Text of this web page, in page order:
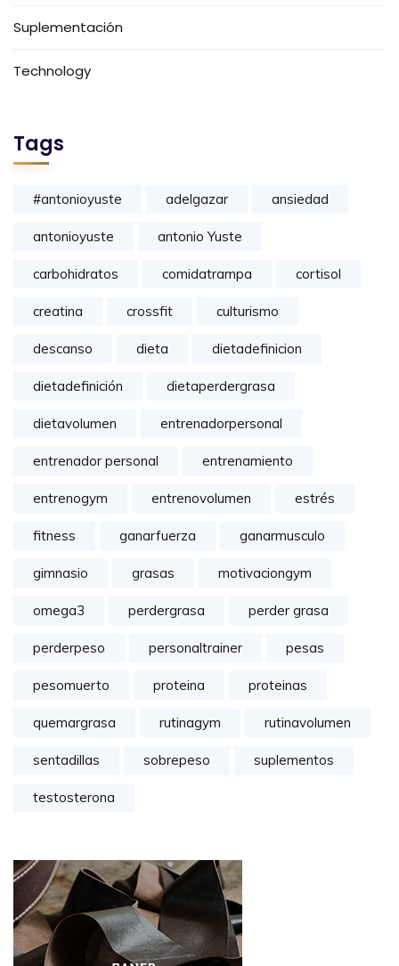
Suplementación
Technology
Tags
#antonioyuste adelgazar ansiedad
antonioyuste antonio Yuste
carbohidratos comidatrampa cortisol
creatina crossfit culturismo
descanso dieta dietadefinicion
dietadefinición dietaperdergrasa
dietavolumen entrenadorpersonal
entrenador personal entrenamiento
entrenogym entrenovolumen estrés
fitness ganarfuerza ganarmusculo
gimnasio grasas motivaciongym
omega3 perdergrasa perder grasa
perderpeso personaltrainer pesas
pesomuerto proteina proteinas
quemargrasa rutinagym rutinavolumen
sentadillas sobrepeso suplementos
testosterona